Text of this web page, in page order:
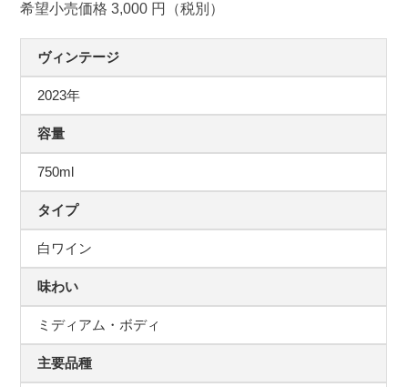
希望小売価格 3,000 円（税別）
ヴィンテージ
2023年
容量
750ml
タイプ
白ワイン
味わい
ミディアム・ボディ
主要品種